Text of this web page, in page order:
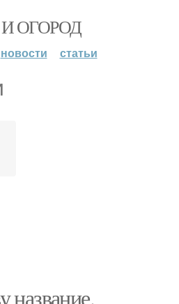
ОГОРОД
новости статьи
название.